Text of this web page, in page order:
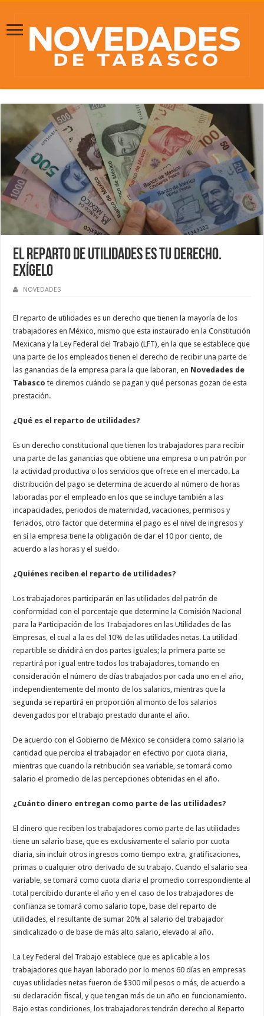
El reparto de utilidades es tu derecho.
Exígelo
NOVEDADES
El reparto de utilidades es un derecho que tienen la mayoría de los
trabajadores en México, mismo que esta instaurado en la Constitución
Mexicana y la Ley Federal del Trabajo (LFT), en la que se establece que
una parte de los empleados tienen el derecho de recibir una parte de
las ganancias de la empresa para la que laboran, en Novedades de
Tabasco te diremos cuándo se pagan y qué personas gozan de esta
prestación.
¿Qué es el reparto de utilidades?
Es un derecho constitucional que tienen los trabajadores para recibir
una parte de las ganancias que obtiene una empresa o un patrón por
la actividad productiva o los servicios que ofrece en el mercado. La
distribución del pago se determina de acuerdo al número de horas
laboradas por el empleado en los que se incluye también a las
incapacidades, periodos de maternidad, vacaciones, permisos y
feriados, otro factor que determina el pago es el nivel de ingresos y
en sí la empresa tiene la obligación de dar el 10 por ciento, de
acuerdo a las horas y el sueldo.
¿Quiénes reciben el reparto de utilidades?
Los trabajadores participarán en las utilidades del patrón de
conformidad con el porcentaje que determine la Comisión Nacional
para la Participación de los Trabajadores en las Utilidades de las
Empresas, el cual a la es del 10% de las utilidades netas. La utilidad
repartible se dividirá en dos partes iguales; la primera parte se
repartirá por igual entre todos los trabajadores, tomando en
consideración el número de días trabajados por cada uno en el año,
independientemente del monto de los salarios, mientras que la
segunda se repartirá en proporción al monto de los salarios
devengados por el trabajo prestado durante el año.
De acuerdo con el Gobierno de México se considera como salario la
cantidad que perciba el trabajador en efectivo por cuota diaria,
mientras que cuando la retribución sea variable, se tomará como
salario el promedio de las percepciones obtenidas en el año.
¿Cuánto dinero entregan como parte de las utilidades?
El dinero que reciben los trabajadores como parte de las utilidades
tiene un salario base, que es exclusivamente el salario por cuota
diaria, sin incluir otros ingresos como tiempo extra, gratificaciones,
primas o cualquier otro derivado de su trabajo. Cuando el salario sea
variable, se tomará como cuota diaria el promedio correspondiente al
total percibido durante el año y en el caso de los trabajadores de
confianza se tomará como salario tope, base del reparto de
utilidades, el resultante de sumar 20% al salario del trabajador
sindicalizado o de base de más alto salario, elevado al año.
La Ley Federal del Trabajo establece que es aplicable a los
trabajadores que hayan laborado por lo menos 60 días en empresas
cuyas utilidades netas fueron de $300 mil pesos o más, de acuerdo a
su declaración fiscal, y que tengan más de un año en funcionamiento.
Bajo estas condiciones, los trabajadores tendrán derecho al Reparto